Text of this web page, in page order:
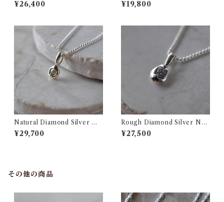
シルバー ネックレス
¥26,400
ス SILVER
¥19,800
Natural Diamond Silver Ne
cklace ナチュラルダイヤモ
ンド シルバー ネックレス
¥29,700
Rough Diamond Silver Nec
klace ダイヤモンド原石 シ
ルバー ネックレス
¥27,500
その他の商品